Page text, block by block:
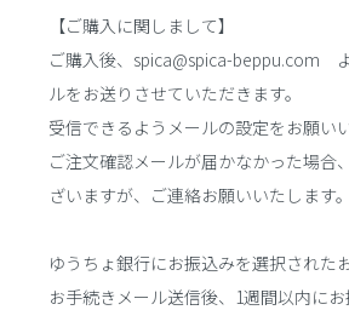
【ご購入に関しまして】
ご購入後、spica@spica-beppu.com
ルをお送りさせていただきます。
受信できるようメールの設定をお願い
ご注文確認メールが届かなかった場合
ざいますが、ご連絡お願いいたします。
ゆうちょ銀行にお振込みを選択された
お手続きメール送信後、1週間以内に